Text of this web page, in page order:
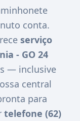
conta.
serviço
- GO 24
— inclusive
central
para
telefone (62)